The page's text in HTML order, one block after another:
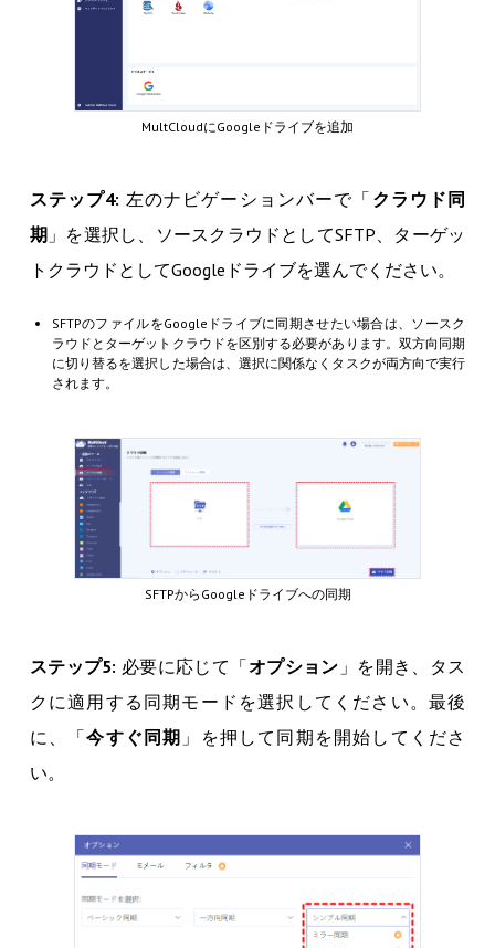
MultCloudにGoogleドライブを追加
ステップ4: 左のナビゲーションバーで「 クラウド同
期 」を選択し、ソースクラウドとしてSFTP、ターゲッ
トクラウドとしてGoogleドライブを選んでください。
SFTPのファイルをGoogleドライブに同期させたい場合は、ソースク
ラウドとターゲットクラウドを区別する必要があります。双方向同期
に切り替るを選択した場合は、選択に関係なくタスクが両方向で実行
されます。
SFTPからGoogleドライブへの同期
ステップ5: 必要に応じて「オプション 」を開き、タス
クに適用する同期モードを選択してください。最後
に、「今すぐ同期 」を押して同期を開始してくださ
い。